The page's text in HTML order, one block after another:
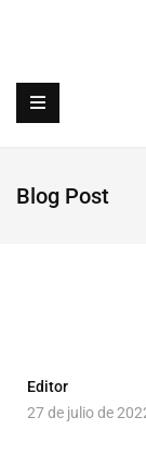
Blog Post
Editor
27 de julio de